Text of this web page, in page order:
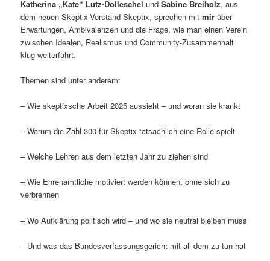
Katherina „Kate“ Lutz-Dolleschel undSabine Breiholz, aus
dem neuen Skeptix-Vorstand Skeptix, sprechen mitmir über
Erwartungen, Ambivalenzen und die Frage, wie man einen Verein
zwischen Idealen, Realismus und Community-Zusammenhalt
klug weiterführt.
Themen sind unter anderem:
– Wie skeptixsche Arbeit 2025 aussieht – und woran sie krankt
– Warum die Zahl 300 für Skeptix tatsächlich eine Rolle spielt
– Welche Lehren aus dem letzten Jahr zu ziehen sind
– Wie Ehrenamtliche motiviert werden können, ohne sich zu
verbrennen
– Wo Aufklärung politisch wird – und wo sie neutral bleiben muss
– Und was das Bundesverfassungsgericht mit all dem zu tun hat